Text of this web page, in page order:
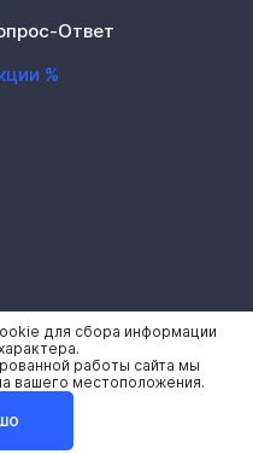
Ответ
%
для сбора информации
работы сайта мы
вашего местоположения.